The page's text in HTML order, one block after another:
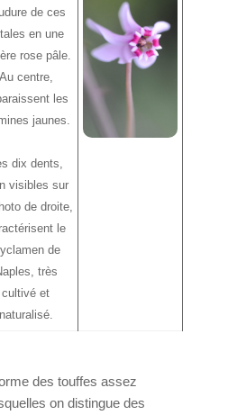
de ces
en une
rose pâle.
Au centre,
les
jaunes.
dix dents,
visibles sur
de droite,
le
de
très
cultivé et
naturalisé.
des touffes assez
on distingue des